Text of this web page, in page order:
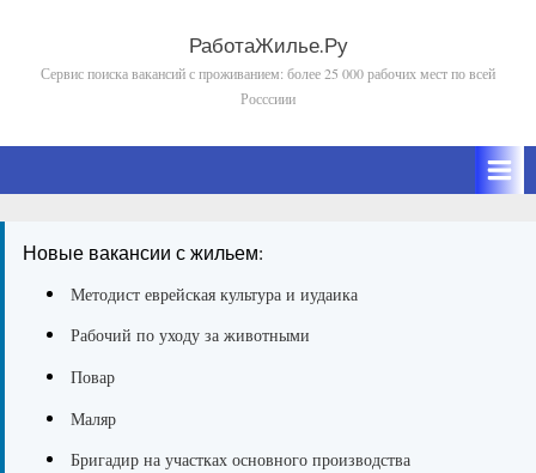
content
РаботаЖилье.Ру
Сервис поиска вакансий с проживанием: более 25 000 рабочих мест по всей
Росссиии
Новые вакансии с жильем:
Методист еврейская культура и иудаика
Рабочий по уходу за животными
Повар
Маляр
Бригадир на участках основного производства